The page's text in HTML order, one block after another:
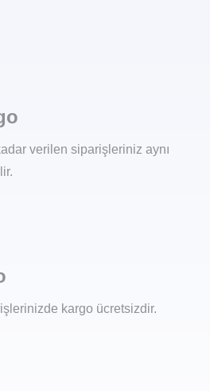
verilen siparişleriniz aynı
kargo ücretsizdir.